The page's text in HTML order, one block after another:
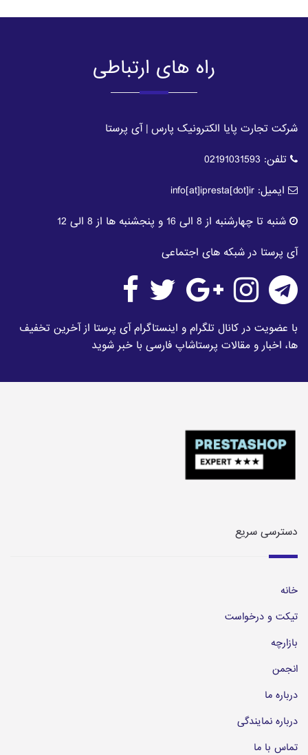
راه های ارتباطی
شرکت تجارت پایا الکترونیک پارس | آی پرستا
تلفن: 02191031593
ایمیل: info[at]ipresta[dot]ir
شنبه تا چهارشنبه از 8 الی 16 و پنجشنبه ها از 8 الی 12
آی پرستا در شبکه های اجتماعی
با عضویت در کانال تلگرام و اینستاگرام آی پرستا از آخرین تخفیف
ها، اخبار و مقالات پرستاشاپ فارسی با خبر شوید
دسترسی سریع
خانه
تیکت و درخواست
بازارچه
انجمن
درباره ما
درباره نمایندگی
تماس با ما